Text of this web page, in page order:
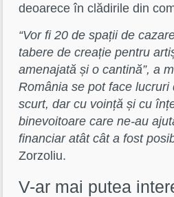
deoarece în clădirile din
“Vor fi 20 de spații de
tabere de creație pentru
amenajată și o cantină”, a
România se pot face
scurt, dar cu voință și cu
binevoitoare care ne-au
financiar atât cât a fost
Zorzoliu.
V-ar mai putea